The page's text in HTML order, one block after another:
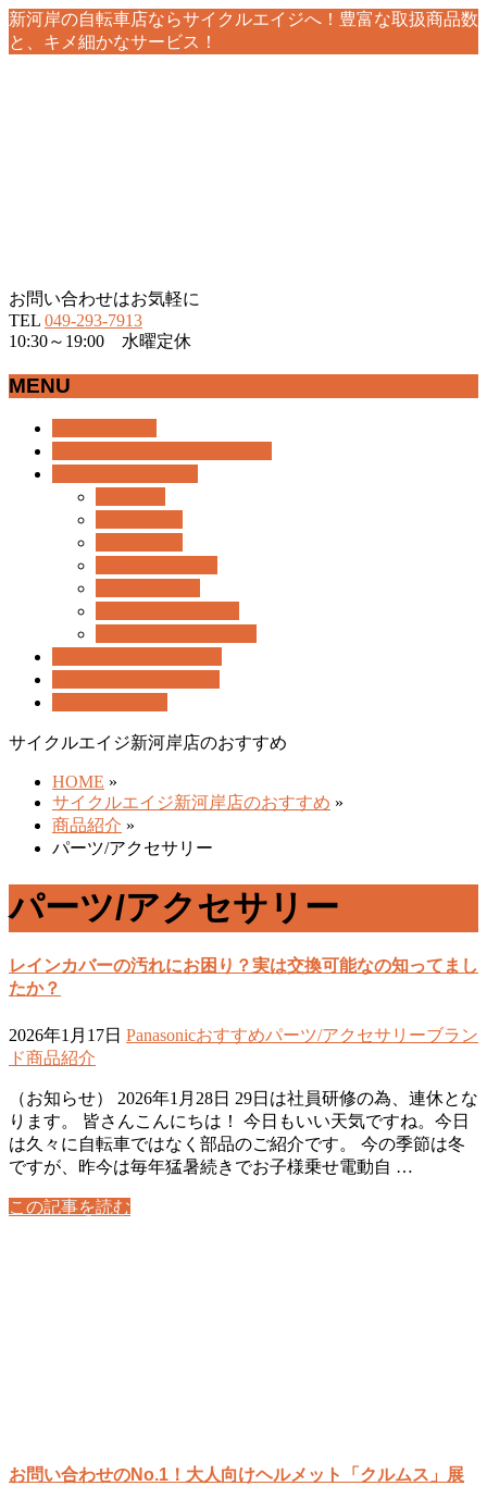
新河岸の自転車店ならサイクルエイジへ！豊富な取扱商品数
と、キメ細かなサービス！
お問い合わせはお気軽に
TEL 049-293-7913
10:30～19:00 水曜定休
MENU
サイクルエイジ新河岸店のおすすめ
HOME »
サイクルエイジ新河岸店のおすすめ »
商品紹介 »
パーツ/アクセサリー
パーツ/アクセサリー
レインカバーの汚れにお困り？実は交換可能なの知ってまし
たか？
2026年1月17日 Panasonicおすすめパーツ/アクセサリーブラン
ド商品紹介
（お知らせ） 2026年1月28日 29日は社員研修の為、連休とな
ります。 皆さんこんにちは！ 今日もいい天気ですね。今日
は久々に自転車ではなく部品のご紹介です。 今の季節は冬
ですが、昨今は毎年猛暑続きでお子様乗せ電動自 …
この記事を読む
お問い合わせのNo.1！大人向けヘルメット「クルムス」展